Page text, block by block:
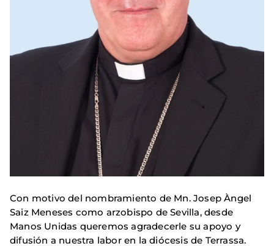
Con motivo del nombramiento de Mn. Josep Àngel
Saiz Meneses como arzobispo de Sevilla, desde
Manos Unidas queremos agradecerle su apoyo y
difusión a nuestra labor en la diócesis de Terrassa.